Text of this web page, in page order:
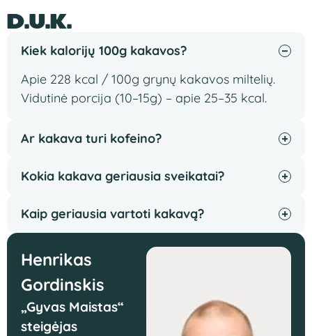
D.U.K.
Kiek kalorijų 100g kakavos?
Apie 228 kcal / 100g grynų kakavos miltelių.
Vidutinė porcija (10–15g) – apie 25–35 kcal.
Ar kakava turi kofeino?
Kokia kakava geriausia sveikatai?
Kaip geriausia vartoti kakavą?
Henrikas
Gordinskis
„Gyvas Maistas“
steigėjas